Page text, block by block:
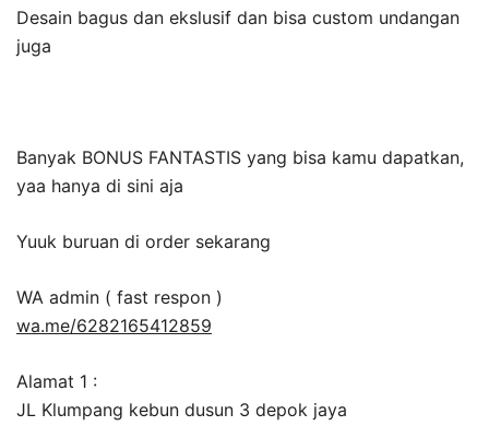
Desain bagus dan ekslusif dan bisa custom undangan
juga
Banyak BONUS FANTASTIS yang bisa kamu dapatkan,
yaa hanya di sini aja
Yuuk buruan di order sekarang
WA admin ( fast respon )
wa.me/6282165412859
Alamat 1 :
JL Klumpang kebun dusun 3 depok jaya